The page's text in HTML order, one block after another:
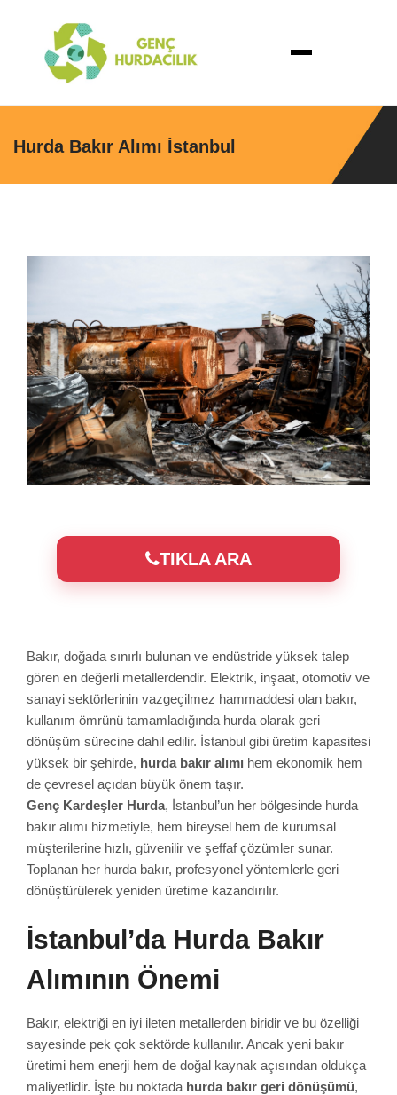
Hurda Bakır Alımı İstanbul
TIKLA ARA
Bakır, doğada sınırlı bulunan ve endüstride yüksek talep
gören en değerli metallerdendir. Elektrik, inşaat, otomotiv ve
sanayi sektörlerinin vazgeçilmez hammaddesi olan bakır,
kullanım ömrünü tamamladığında hurda olarak geri
dönüşüm sürecine dahil edilir. İstanbul gibi üretim kapasitesi
yüksek bir şehirde, hurda bakır alımı hem ekonomik hem
de çevresel açıdan büyük önem taşır.
Genç Kardeşler Hurda, İstanbul’un her bölgesinde hurda
bakır alımı hizmetiyle, hem bireysel hem de kurumsal
müşterilerine hızlı, güvenilir ve şeffaf çözümler sunar.
Toplanan her hurda bakır, profesyonel yöntemlerle geri
dönüştürülerek yeniden üretime kazandırılır.
İstanbul’da Hurda Bakır
Alımının Önemi
Bakır, elektriği en iyi ileten metallerden biridir ve bu özelliği
sayesinde pek çok sektörde kullanılır. Ancak yeni bakır
üretimi hem enerji hem de doğal kaynak açısından oldukça
maliyetlidir. İşte bu noktada hurda bakır geri dönüşümü,